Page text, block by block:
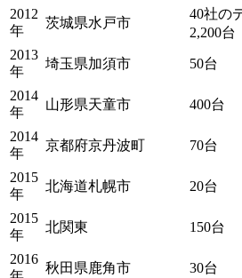
2012
年
茨城県水戸市
40社の
2,200台
2013
年
埼玉県加須市 50台
2014
年
山形県天童市 400台
2014
年
京都府京丹波町 70台
2015
年
北海道札幌市 20台
2015
年
北関東 150台
2016
秋田県鹿角市 30台